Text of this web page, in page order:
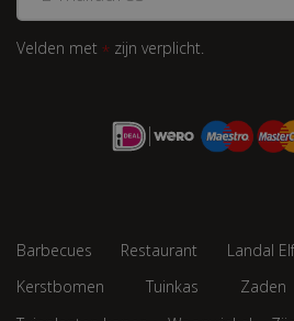
Velden met * zijn verplicht.
Barbecues Restaurant Landal
Kerstbomen
Tuinkas Zaden